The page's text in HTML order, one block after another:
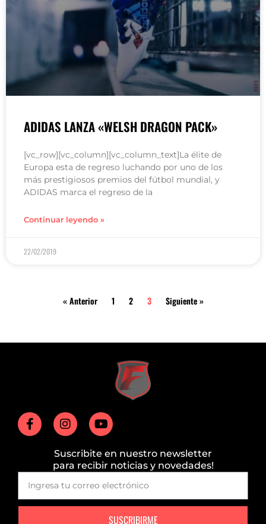
ADIDAS LANZA «WELSH DRAGON PACK»
[vc_row][vc_column][vc_column_text]La élite de
Europa esta de regreso luchando por uno de los
más prestigiosos premios del fútbol mundial, y
ADIDAS marca el regreso de la
Continuar leyendo »
22/02/2019
« Anterior 1 2 3 Siguiente »
Suscribite en nuestro newsletter
para recibir noticias y novedades!
SUSCRIBIRME